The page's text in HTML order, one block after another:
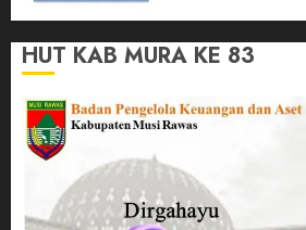
HUT KAB MURA KE 83